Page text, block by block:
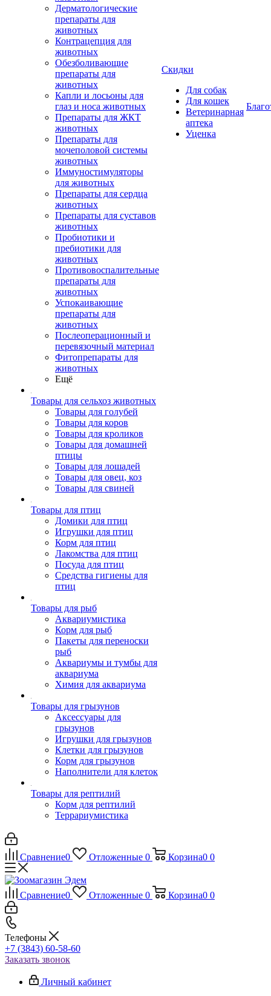
Дерматологические
препараты для
животных
Контрацепция для
животных
Обезболивающие
препараты для
животных
Капли и лосьоны для
глаз и носа животных
Препараты для ЖКТ
животных
Препараты для
мочеполовой системы
животных
Иммуностимуляторы
для животных
Препараты для сердца
животных
Препараты для суставов
животных
Пробиотики и
пребиотики для
животных
Противовоспалительные
препараты для
животных
Успокаивающие
препараты для
животных
Послеоперационный и
перевязочный материал
Фитопрепараты для
животных
Ещё
Товары для сельхоз животных
Товары для голубей
Товары для коров
Товары для кроликов
Товары для домашней
птицы
Товары для лошадей
Товары для овец, коз
Товары для свиней
Товары для птиц
Домики для птиц
Игрушки для птиц
Корм для птиц
Лакомства для птиц
Посуда для птиц
Средства гигиены для
птиц
Товары для рыб
Аквариумистика
Корм для рыб
Пакеты для переноски
рыб
Аквариумы и тумбы для
аквариума
Химия для аквариума
Товары для грызунов
Аксессуары для
грызунов
Игрушки для грызунов
Клетки для грызунов
Корм для грызунов
Наполнители для клеток
Товары для рептилий
Корм для рептилий
Террариумистика
Скидки
Для собак
Для кошек
Ветеринарная
аптека
Уценка
Сравнение0 Отложенные 0 Корзина0 0
Сравнение0 Отложенные 0 Корзина0 0
Телефоны
+7 (3843) 60-58-60
Заказать звонок
Личный кабинет